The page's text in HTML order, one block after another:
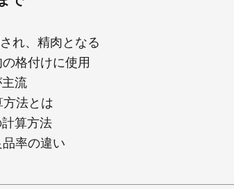
れ、精肉となる
格付けに使用
流
法とは
算方法
率の違い